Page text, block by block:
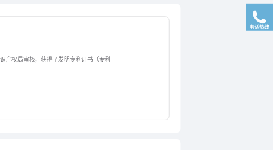
产权局审核，获得了发明专利证书（专利
电话热线